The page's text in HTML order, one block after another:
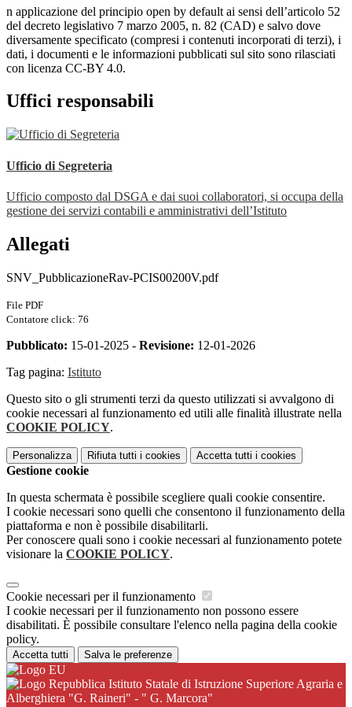
n applicazione del principio open by default ai sensi dell’articolo 52
del decreto legislativo 7 marzo 2005, n. 82 (CAD) e salvo dove
diversamente specificato (compresi i contenuti incorporati di terzi), i
dati, i documenti e le informazioni pubblicati sul sito sono rilasciati
con licenza CC-BY 4.0.
Uffici responsabili
Ufficio di Segreteria
Ufficio composto dal DSGA e dai suoi collaboratori, si occupa della
gestione dei servizi contabili e amministrativi dell’Istituto
Allegati
SNV_PubblicazioneRav-PCIS00200V.pdf
File PDF
Contatore click: 76
Pubblicato: 15-01-2025 - Revisione: 12-01-2026
Tag pagina: Istituto
Questo sito o gli strumenti terzi da questo utilizzati si avvalgono di
cookie necessari al funzionamento ed utili alle finalità illustrate nella
COOKIE POLICY.
Personalizza Rifiuta tutti i cookies Accetta tutti i cookies
Gestione cookie
In questa schermata è possibile scegliere quali cookie consentire.
I cookie necessari sono quelli che consentono il funzionamento della
piattaforma e non è possibile disabilitarli.
Per conoscere quali sono i cookie necessari al funzionamento potete
visionare la COOKIE POLICY.
Cookie necessari per il funzionamento
I cookie necessari per il funzionamento non possono essere
disabilitati. È possibile consultare l'elenco nella pagina della cookie
policy.
Accetta tutti Salva le preferenze
Istituto Statale di Istruzione Superiore Agraria e
Alberghiera "G. Raineri" - " G. Marcora"